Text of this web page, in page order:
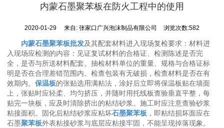
荣誉资质
联系我们
内蒙石墨聚苯板在防火工程中的使用
2020-01-29 来自:张家口广兴泡沫制品有限公司 浏览次数:582
内蒙石墨聚苯板批发及其配套材料进入现场复检要求：材料进
入现场应检测的内容：见证复试材料的合格证、检测陈述是否完
全，是否与所送材料配套。抽检材料单位的重量、规格与合格证标
明是否在合理差错范围内。检查包装有无破损，检查材料是否在有
效期内。保温板的张贴选用满粘法，涂好后立即将保温板贴在墙面
上，张贴时应轻柔、均匀挤压，并随时用托线板查验垂直平整，每
贴完一块板，应及时清除挤出的粘结砂浆。施工时应注意查验砂浆
粘接面积。固化后粘结砂浆应粘坏石墨聚苯板 ，即粘结损坏面应在
石墨聚苯板外表粘接砂浆与底层应粘接牢固，不能呈现掉落现象。